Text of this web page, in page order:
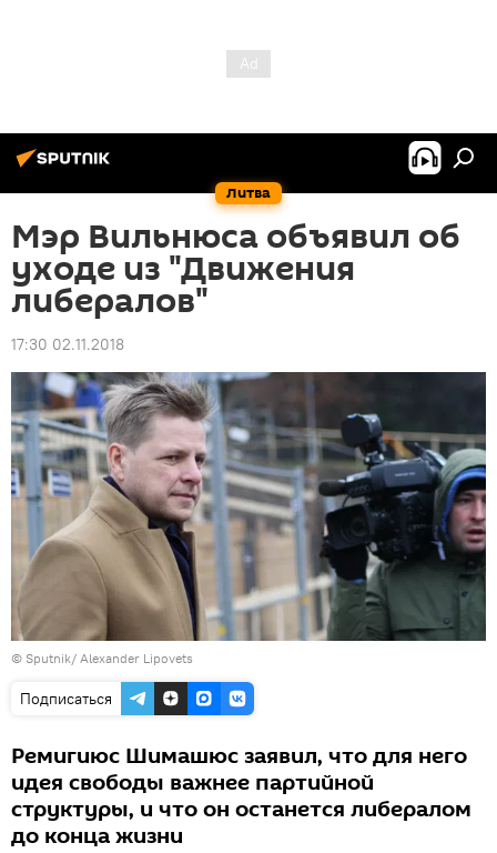
Литва
Мэр Вильнюса объявил об
уходе из "Движения
либералов"
17:30 02.11.2018
© Sputnik/ Alexander Lipovets
Подписаться
Ремигиюс Шимашюс заявил, что для него
идея свободы важнее партийной
структуры, и что он останется либералом
до конца жизни